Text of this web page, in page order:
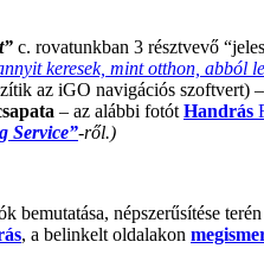
c. rovatunkban 3 résztvevő
keresek, mint otthon, abból
az iGO navigációs szoftvert)
– az alábbi fotót Handrás
Service”-ről.)
bemutatása, népszerűsítése
, a belinkelt oldalakon